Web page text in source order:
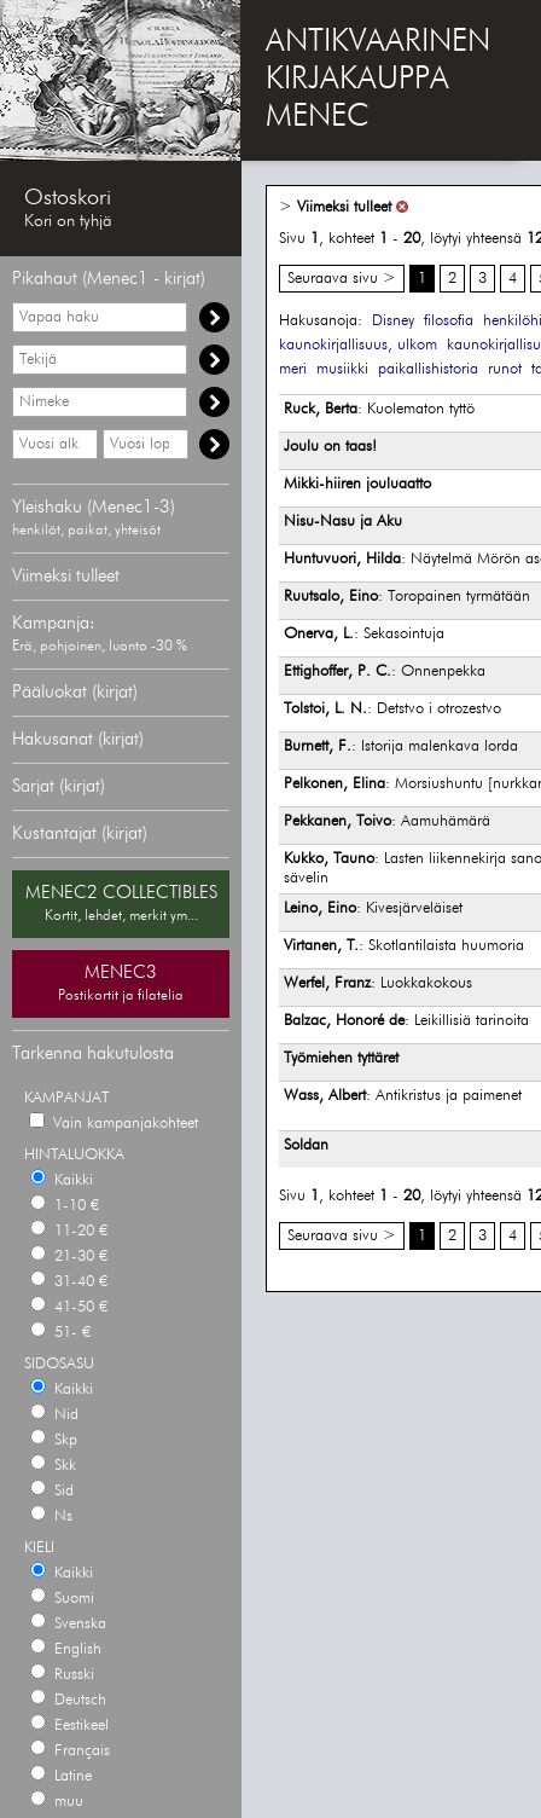
ANTIKVAARINEN
KIRJAKAUPPA
MENEC
Ostoskori
Kori on tyhjä
Pikahaut (Menec1 - kirjat)
Vapaa
haku
Hae
tekijää
Hae
nimekettä
Hae
vähimmäisvuosi
Hae
enimmäisvuosi
Yleishaku (Menec1-3)
henkilöt, paikat, yhteisöt
Viimeksi tulleet
Kampanja:
Erä, pohjoinen, luonto -30 %
Pääluokat (kirjat)
Hakusanat (kirjat)
Sarjat (kirjat)
Kustantajat (kirjat)
MENEC2 COLLECTIBLES
Kortit, lehdet, merkit ym...
MENEC3
Postikortit ja filatelia
Tarkenna hakutulosta
KAMPANJAT
Vain kampanjakohteet
HINTALUOKKA
Kaikki
1-10 €
11-20 €
21-30 €
31-40 €
41-50 €
51- €
SIDOSASU
Kaikki
Nid
Skp
Skk
Sid
Ns
KIELI
Kaikki
Suomi
Svenska
English
Russki
Deutsch
Eestikeel
Français
Latine
muu
> Viimeksi tulleet
Sivu 1 , kohteet 1 - 20, löytyi yhteensä
Seuraava sivu > 1 2 3 4
Hakusanoja: Disney filosofia
kaunokirjallisuus, ulkom
meri
musiikki paikallishistoria runot
Ruck, Berta: Kuolematon tyttö
Joulu on taas!
Mikki-hiiren jouluaatto
Nisu-Nasu ja Aku
Huntuvuori, Hilda: Näytelmä Mörön
Ruutsalo, Eino: Toropainen tyrmätään
Onerva, L.: Sekasointuja
Ettighoffer, P. C.: Onnenpekka
Tolstoi, L. N.: Detstvo i otrozestvo
Burnett, F.: Istorija malenkava lorda
Pelkonen, Elina: Morsiushuntu
Pekkanen, Toivo: Aamuhämärä
Kukko, Tauno: Lasten liikennekirja
sävelin
Leino, Eino: Kivesjärveläiset
Virtanen, T.: Skotlantilaista huumoria
Werfel, Franz: Luokkakokous
Balzac, Honoré de: Leikillisiä tarinoita
Työmiehen tyttäret
Wass, Albert: Antikristus ja paimenet
Soldan
Sivu 1 , kohteet 1 - 20, löytyi yhteensä
Seuraava sivu > 1 2 3 4